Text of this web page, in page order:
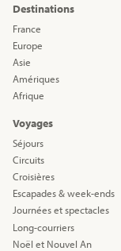
Destinations
France
Europe
Asie
Amériques
Afrique
Voyages
Séjours
Circuits
Croisières
Escapades & week-ends
Journées et spectacles
Long-courriers
Noël et Nouvel An